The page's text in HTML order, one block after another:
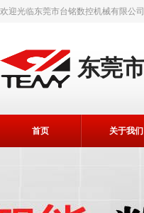
欢迎光临东莞市台铭数控机械有限公司
东莞
首页 关于我们